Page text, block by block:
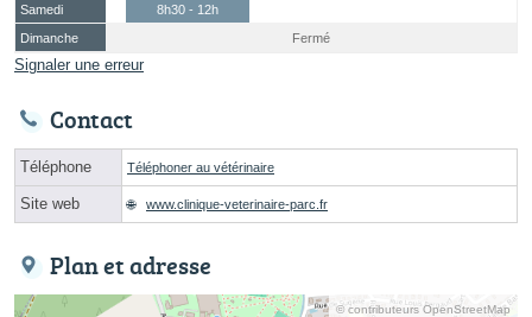
Samedi
8h30 - 12h
Dimanche
Fermé
Signaler une erreur
Contact
Téléphone Téléphoner au vétérinaire
Site web www.clinique-veterinaire-parc.fr
Plan et adresse
© contributeurs OpenStreetMap